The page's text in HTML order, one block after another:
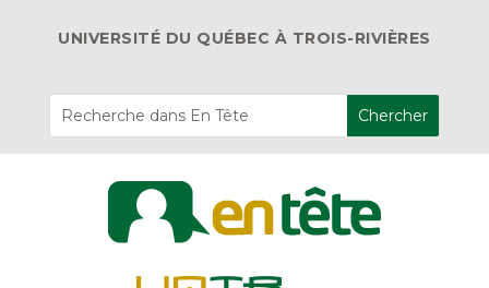
UNIVERSITÉ DU QUÉBEC À TROIS-RIVIÈRES